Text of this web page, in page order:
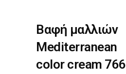
Βαφή μαλλιών
Mediterranean
color cream 766